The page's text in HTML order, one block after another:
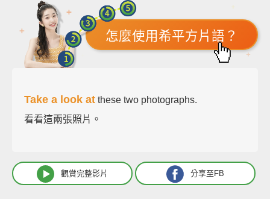
怎麼使用希平方片語？
Take a look at these two photographs.
看看這兩張照片。
觀賞完整影片 分享至FB